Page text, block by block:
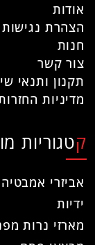
אודות
הצהרת נגישות
חנות
צור קשר
תקנון ותנאי
מדיניות
קטגוריות
אביזרי אמבטיה
ידיות
מארזי נרות